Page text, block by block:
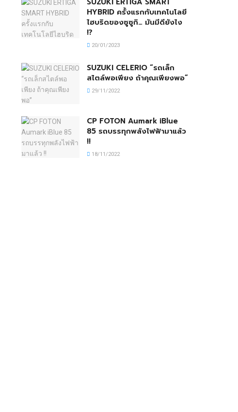
HYBRID ครั้งแรกกับเทคโนโลยี
ไฮบริดของซูซูกิ… มันมีดียังไง
!?
20/01/2023
SUZUKI CELERIO “รถเล็ก
สไตล์พอเพียง ถ้าคุณเพียงพอ”
29/11/2022
CP FOTON Aumark iBlue
85 รถบรรทุกพลังไฟฟ้ามาแล้ว
!!
18/11/2022